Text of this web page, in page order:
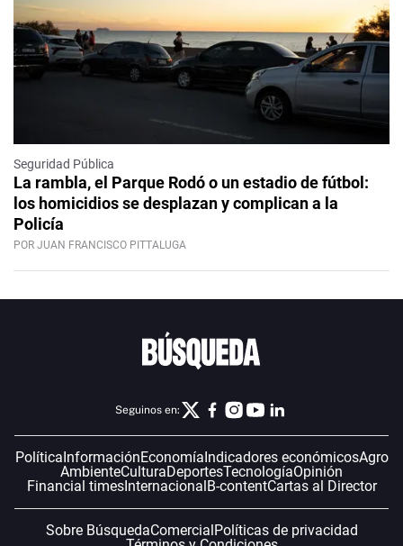
Seguridad Pública
La rambla, el Parque Rodó o un estadio de fútbol:
los homicidios se desplazan y complican a la
Policía
POR JUAN FRANCISCO PITTALUGA
Seguinos en:
PolíticaInformaciónEconomíaIndicadores económicosAgro
AmbienteCulturaDeportesTecnologíaOpinión
Financial timesInternacionalB-contentCartas al Director
Sobre BúsquedaComercialPolíticas de privacidad